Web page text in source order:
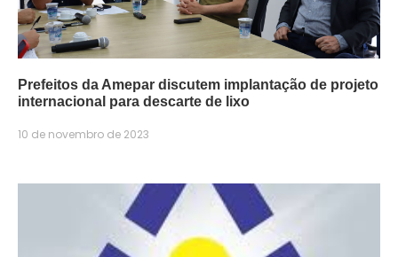
Prefeitos da Amepar discutem implantação de projeto
internacional para descarte de lixo
10 de novembro de 2023